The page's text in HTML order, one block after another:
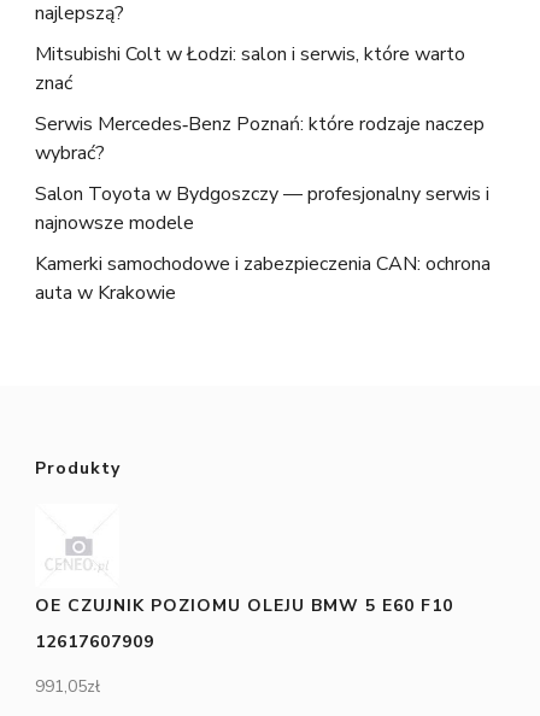
najlepszą?
Mitsubishi Colt w Łodzi: salon i serwis, które warto
znać
Serwis Mercedes‑Benz Poznań: które rodzaje naczep
wybrać?
Salon Toyota w Bydgoszczy — profesjonalny serwis i
najnowsze modele
Kamerki samochodowe i zabezpieczenia CAN: ochrona
auta w Krakowie
Produkty
OE CZUJNIK POZIOMU OLEJU BMW 5 E60 F10
12617607909
991,05zł